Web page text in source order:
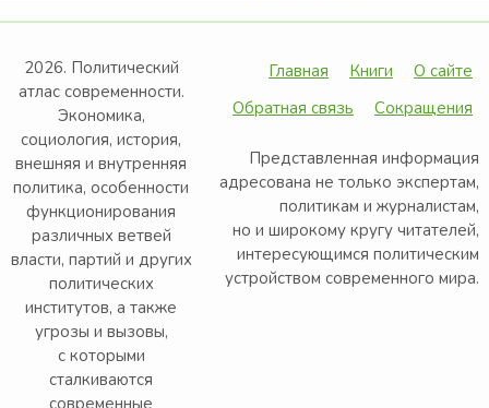
2026. Политический
атлас современности.
Экономика,
социология, история,
внешняя и внутренняя
политика, особенности
функционирования
различных ветвей
власти, партий и других
политических
институтов, а также
угрозы и вызовы,
с которыми
сталкиваются
Главная Книги
О сайте
Обратная связь
Сокращения
Представленная информация
адресована не только экспертам,
политикам и журналистам,
но и широкому кругу читателей,
интересующимся политическим
устройством современного мира.